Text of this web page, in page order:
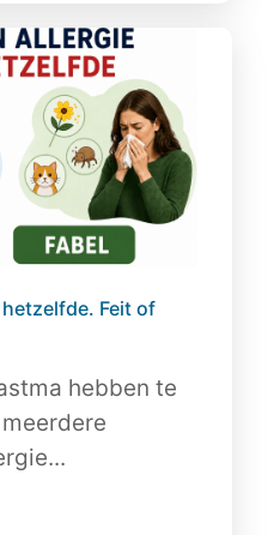
Feit of
hebben te